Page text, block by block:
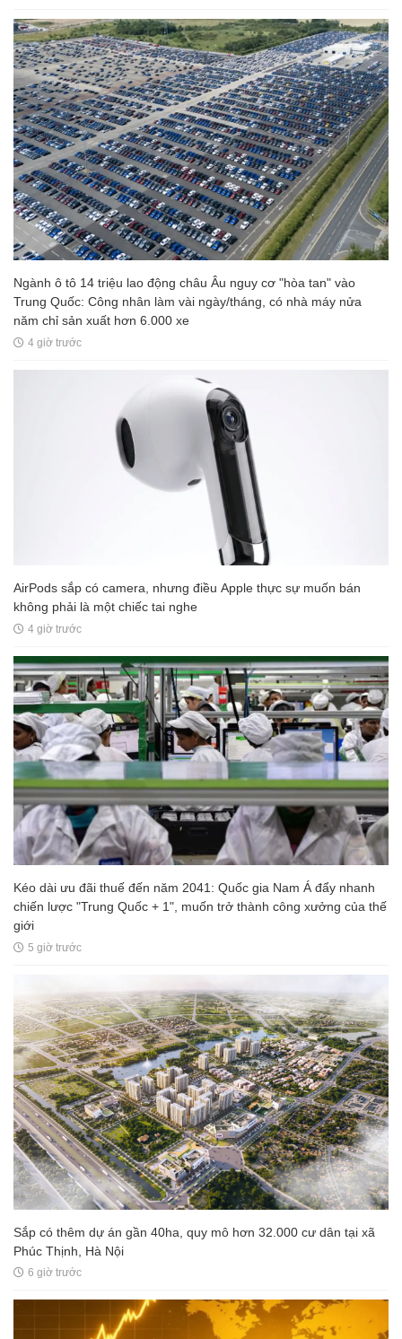
Ngành ô tô 14 triệu lao động châu Âu nguy cơ "hòa tan" vào
Trung Quốc: Công nhân làm vài ngày/tháng, có nhà máy nửa
năm chỉ sản xuất hơn 6.000 xe
4 giờ trước
AirPods sắp có camera, nhưng điều Apple thực sự muốn bán
không phải là một chiếc tai nghe
4 giờ trước
Kéo dài ưu đãi thuế đến năm 2041: Quốc gia Nam Á đẩy nhanh
chiến lược "Trung Quốc + 1", muốn trở thành công xưởng của thế
giới
5 giờ trước
Sắp có thêm dự án gần 40ha, quy mô hơn 32.000 cư dân tại xã
Phúc Thịnh, Hà Nội
6 giờ trước